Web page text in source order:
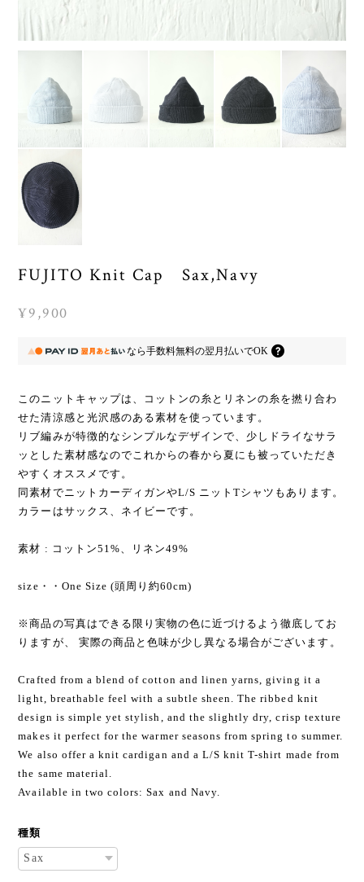
FUJITO Knit Cap Sax,Navy
¥9,900
なら手数料無料の翌月払いでOK
このニットキャップは、コットンの糸とリネンの糸を撚り合わ
せた清涼感と光沢感のある素材を使っています。
リブ編みが特徴的なシンプルなデザインで、少しドライなサラ
ッとした素材感なのでこれからの春から夏にも被っていただき
やすくオススメです。
同素材でニットカーディガンやL/S ニットTシャツもあります。
カラーはサックス、ネイビーです。
素材 : コットン51%、リネン49%
size・・One Size (頭周り約60cm)
※商品の写真はできる限り実物の色に近づけるよう徹底してお
りますが、 実際の商品と色味が少し異なる場合がございます。
Crafted from a blend of cotton and linen yarns, giving it a
light, breathable feel with a subtle sheen. The ribbed knit
design is simple yet stylish, and the slightly dry, crisp texture
makes it perfect for the warmer seasons from spring to summer.
We also offer a knit cardigan and a L/S knit T-shirt made from
the same material.
Available in two colors: Sax and Navy.
種類